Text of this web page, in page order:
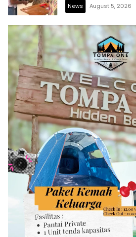
News August 5, 2026